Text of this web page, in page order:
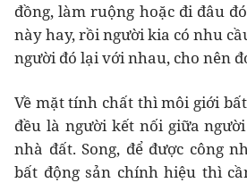
đồng, làm ruộng hoặc đi đâu
này hay, rồi người kia có nhu
người đó lại với nhau, cho nên
Về mặt tính chất thì môi giới
đều là người kết nối giữa
nhà đất. Song, để được công
bất động sản chính hiệu thì